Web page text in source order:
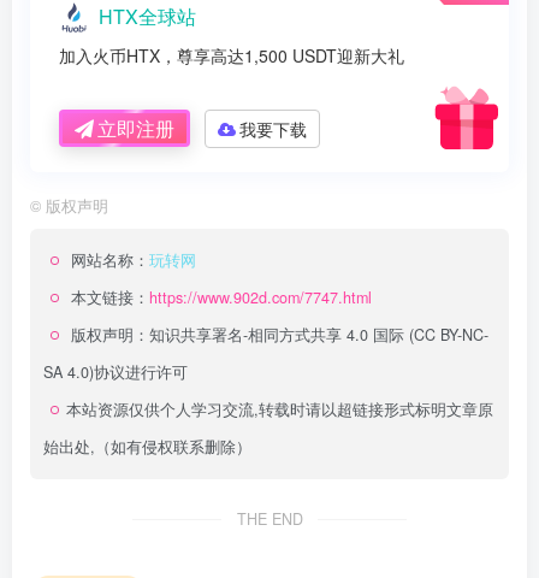
HTX全球站
加入火币HTX，尊享高达1,500 USDT迎新大礼
立即注册 我要下载
© 版权声明
网站名称： 玩转网
本文链接： https://www.902d.com/7747.html
版权声明： 知识共享署名-相同方式共享 4.0 国际 (CC BY-NC-
SA 4.0)协议进行许可
本站资源仅供个人学习交流,转载时请以超链接形式标明文章原
始出处,（如有侵权联系删除）
THE END